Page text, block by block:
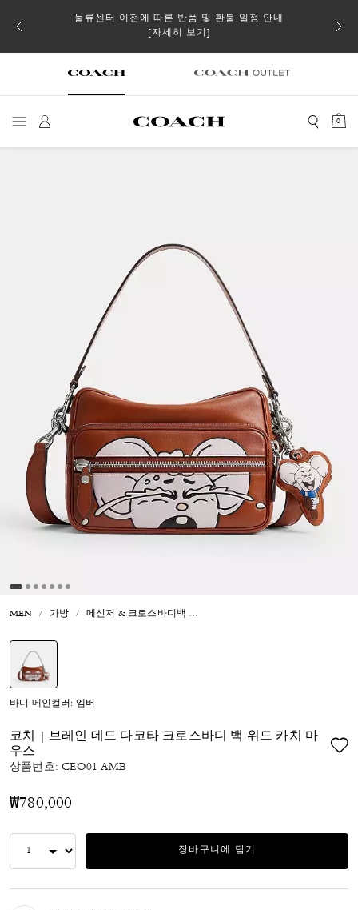
스트
물류센터 이전에 따른 반품 및 환불 일정 안내
[자세히 보기]
일부
0
MEN 가방 메신저 & 크로스바디백
바디 메인컬러: 엠버
코치 | 브레인 데드 다코타 크로스바디 백 위드 카치 마
우스
상품번호:CEO01 AMB
₩780,000
장바구니에 담기